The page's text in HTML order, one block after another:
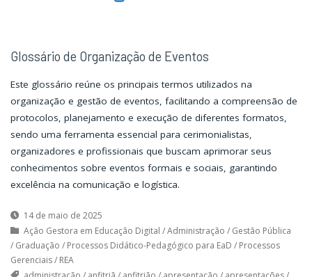
Glossário de Organização de Eventos
Este glossário reúne os principais termos utilizados na
organização e gestão de eventos, facilitando a compreensão de
protocolos, planejamento e execução de diferentes formatos,
sendo uma ferramenta essencial para cerimonialistas,
organizadores e profissionais que buscam aprimorar seus
conhecimentos sobre eventos formais e sociais, garantindo
excelência na comunicação e logística.
14 de maio de 2025
Ação Gestora em Educação Digital /Administração / Gestão Pública
/ Graduação / Processos Didático-Pedagógico para EaD / Processos
Gerenciais/ REA